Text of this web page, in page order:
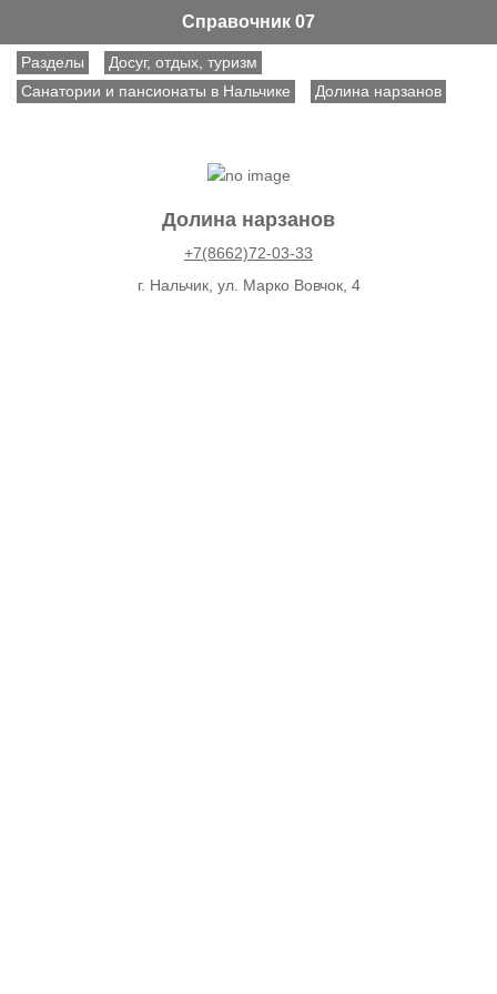
Справочник 07
Разделы
Досуг, отдых, туризм
Санатории и пансионаты в Нальчике
Долина нарзанов
Долина нарзанов
+7(8662)72-03-33
г. Нальчик, ул. Марко Вовчок, 4